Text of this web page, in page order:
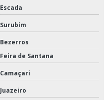
Escada
Surubim
Bezerros
Feira de Santana
Camaçari
Juazeiro